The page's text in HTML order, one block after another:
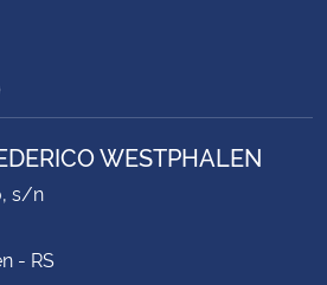
WESTPHALEN
s/n
- RS